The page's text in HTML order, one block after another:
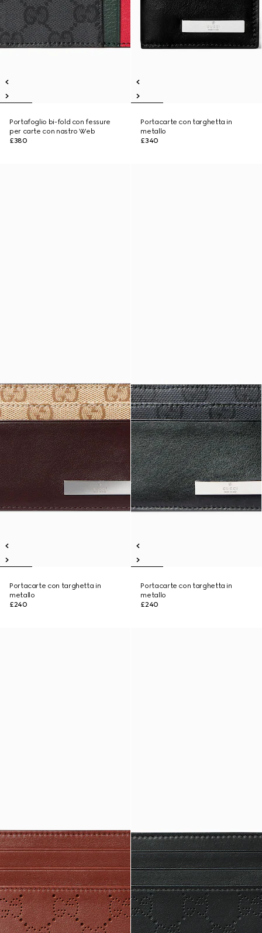
Portafoglio bi-fold con fessure
per carte con nastro Web
£380
Portacarte con targhetta in
metallo
£340
Portacarte con targhetta in
metallo
£240
Portacarte con targhetta in
metallo
£240